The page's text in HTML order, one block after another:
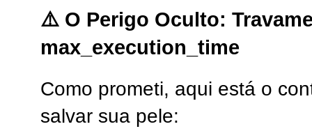
⚠️ O Perigo Oculto:
max_execution_time
Como prometi, aqui está o
salvar sua pele: